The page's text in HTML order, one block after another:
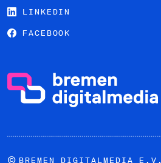
LINKEDIN
FACEBOOK
© BREMEN DIGITALMEDIA E.V.